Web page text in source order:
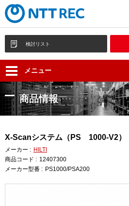
検討リスト
メニュー
商品情報
X-Scanシステム（PS 1000-V2）
メーカー : HILTI
商品コード : 12407300
メーカー型番 : PS1000/PSA200